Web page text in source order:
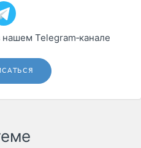
Telegram‑канале